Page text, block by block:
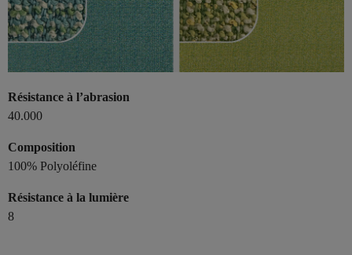
Résistance à l’abrasion
40.000
Composition
100% Polyoléfine
Résistance à la lumière
8